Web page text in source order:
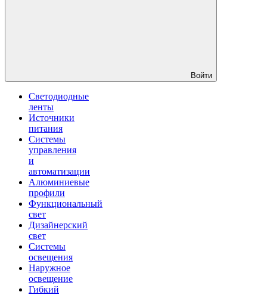
Войти
Светодиодные
ленты
Источники
питания
Системы
управления
и
автоматизации
Алюминиевые
профили
Функциональный
свет
Дизайнерский
свет
Системы
освещения
Наружное
освещение
Гибкий